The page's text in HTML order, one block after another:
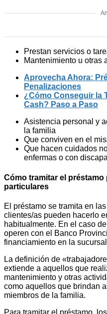
Prestan servicios o
Mantenimiento u otras
Aprovecha Ahora:
Penalizaciones
¿Cómo Conseguir la
Cash? Paso a Paso
Asistencia personal y
la familia
Que conviven en el
Que hacen cuidados
enfermas o con
Cómo tramitar el
particulares
El préstamo se tramita en
clientes/as pueden hacerlo
habitualmente. En el caso
operen con el Banco
financiamiento en la
La definición de
extiende a aquellos que
mantenimiento y otras
como aquellos que brindan
miembros de la familia.
Para tramitar el préstamo,